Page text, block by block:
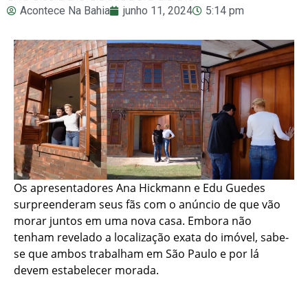
Acontece Na Bahia junho 11, 2024 5:14 pm
Os apresentadores Ana Hickmann e Edu Guedes
surpreenderam seus fãs com o anúncio de que vão
morar juntos em uma nova casa. Embora não
tenham revelado a localização exata do imóvel, sabe-
se que ambos trabalham em São Paulo e por lá
devem estabelecer morada.